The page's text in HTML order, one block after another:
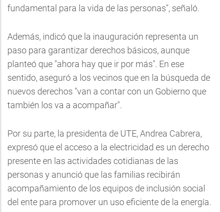
fundamental para la vida de las personas", señaló.
Además, indicó que la inauguración representa un
paso para garantizar derechos básicos, aunque
planteó que "ahora hay que ir por más". En ese
sentido, aseguró a los vecinos que en la búsqueda de
nuevos derechos "van a contar con un Gobierno que
también los va a acompañar".
Por su parte, la presidenta de UTE, Andrea Cabrera,
expresó que el acceso a la electricidad es un derecho
presente en las actividades cotidianas de las
personas y anunció que las familias recibirán
acompañamiento de los equipos de inclusión social
del ente para promover un uso eficiente de la energía.